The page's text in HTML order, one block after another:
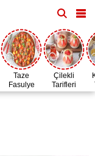
Taze
Fasulye
Zamanı
Çilekli
Tarifleri